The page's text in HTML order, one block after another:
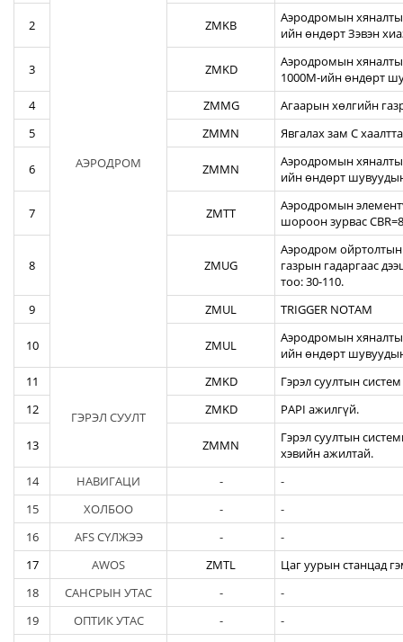
АЭРОДРОМ
2 ZMKB
Аэродромын
ийн өндөрт Зэвэн
3 ZMKD
Аэродромын
1000М-ийн өндөрт
4
ZMMG
Агаарын хөлгийн
5
ZMMN Явгалах зам С
6 ZMMN
Аэродромын
ийн өндөрт
7 ZMTT
Аэродромын
шороон зурвас
8 ZMUG
Аэродром ойртолтын
газрын гадаргаас
тоо: 30-110.
9
ZMUL TRIGGER NOTAM
10 ZMUL
Аэродромын
ийн өндөрт
11
ГЭРЭЛ СУУЛТ
ZMKD
Гэрэл суултын
12
ZMKD PAPI ажилгүй.
13 ZMMN
Гэрэл суултын
хэвийн ажилтай.
14
НАВИГАЦИ -
-
15
ХОЛБОО -
-
16
AFS СҮЛЖЭЭ -
-
17
AWOS ZMTL
Цаг уурын станцад
18
САНСРЫН УТАС -
-
19
ОПТИК УТАС -
-